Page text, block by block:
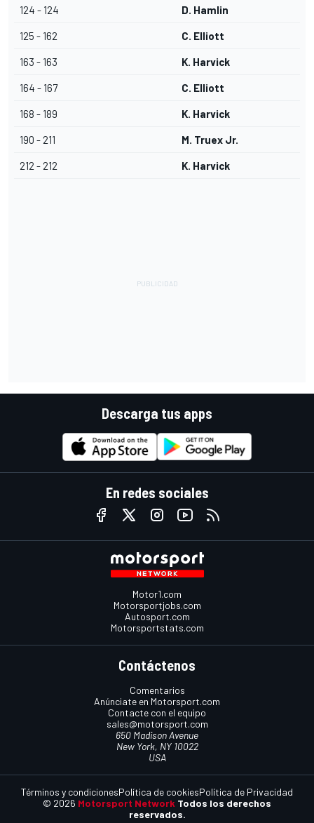
124 - 124 D. Hamlin
125 - 162 C. Elliott
163 - 163 K. Harvick
164 - 167 C. Elliott
168 - 189 K. Harvick
190 - 211 M. Truex Jr.
212 - 212 K. Harvick
Descarga tus apps
En redes sociales
Motor1.com
Motorsportjobs.com
Autosport.com
Motorsportstats.com
Contáctenos
Comentarios
Anúnciate en Motorsport.com
Contacte con el equipo
sales@motorsport.com
650 Madison Avenue
New York, NY 10022
USA
© 2026 Motorsport Network Todos los derechos
reservados.
Términos y condicionesPolítica de cookiesPolítica de Privacidad